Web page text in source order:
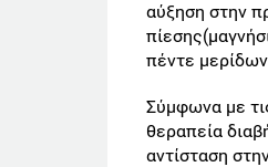
αύξηση στην
πέντε
Σύμφωνα με
θεραπεία
αντίσταση